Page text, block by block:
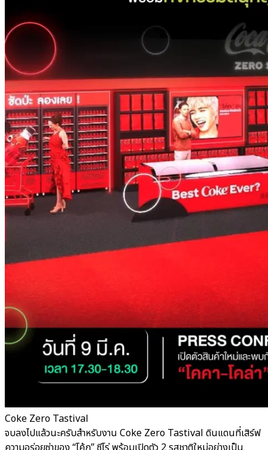
Coke Zero Tastival
จบลงไปแล้วนะครับสำหรับงาน Coke Zero Tastival ดินแดนที่เสิร์ฟ